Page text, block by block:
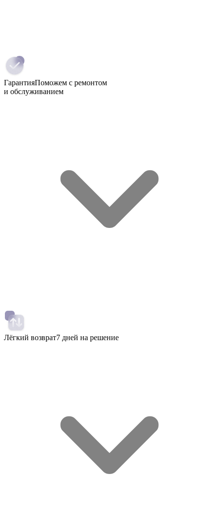
ГарантияПоможем с ремонтом
и обслуживанием
Лёгкий возврат7 дней на решение